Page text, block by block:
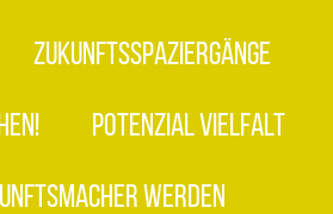
ZUKUNFTSSPAZIERGÄNGE
POTENZIAL VIELFALT
WERDEN